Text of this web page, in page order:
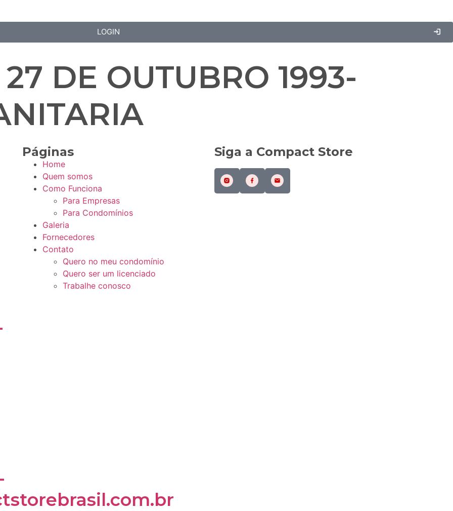
LOGIN
DE OUTUBRO 1993-
Páginas
Home
Quem somos
Como Funciona
Para Empresas
Para Condomínios
Galeria
Fornecedores
Contato
Quero no meu condomínio
Quero ser um licenciado
Trabalhe conosco
Siga a Compact Store